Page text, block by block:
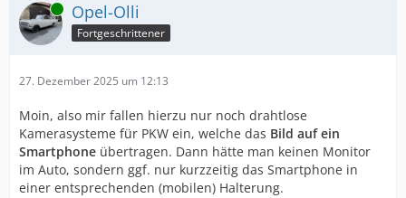
Online Opel-Olli
Fortgeschrittener
27. Dezember 2025 um 12:13
Moin, also mir fallen hierzu nur noch drahtlose
Kamerasysteme für PKW ein, welche das Bild auf ein
Smartphone übertragen. Dann hätte man keinen Monitor
im Auto, sondern ggf. nur kurzzeitig das Smartphone in
einer entsprechenden (mobilen) Halterung.